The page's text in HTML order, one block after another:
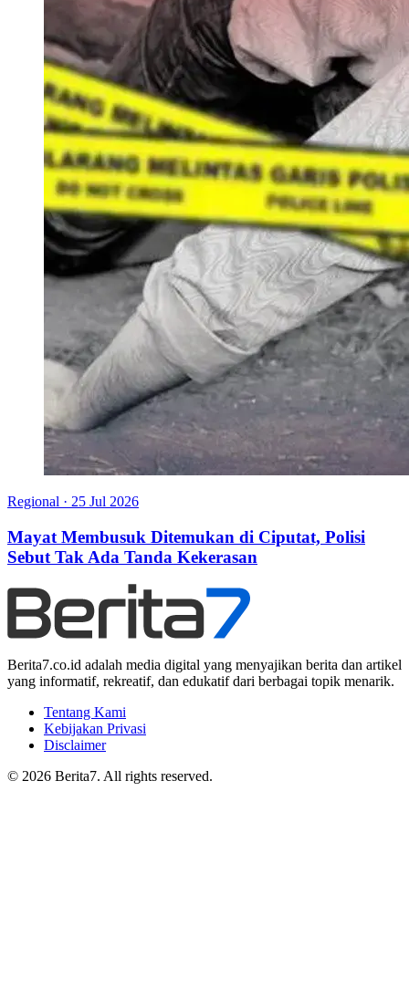
Regional · 25 Jul 2026
Mayat Membusuk Ditemukan di Ciputat, Polisi
Sebut Tak Ada Tanda Kekerasan
Berita7.co.id adalah media digital yang menyajikan berita dan artikel
yang informatif, rekreatif, dan edukatif dari berbagai topik menarik.
Tentang Kami
Kebijakan Privasi
Disclaimer
© 2026 Berita7. All rights reserved.